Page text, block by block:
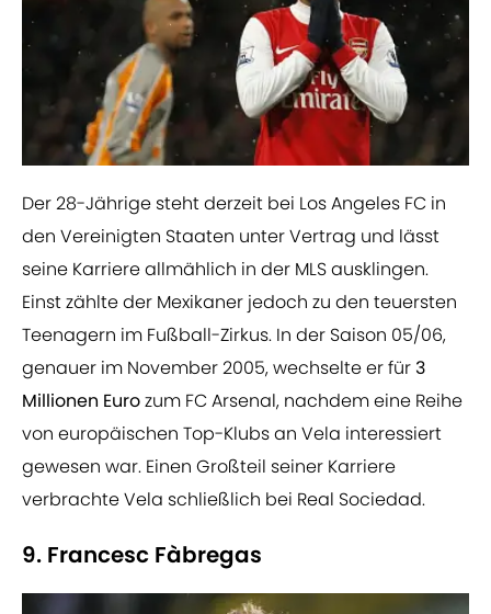
Der 28-Jährige steht derzeit bei Los Angeles FC in
den Vereinigten Staaten unter Vertrag und lässt
seine Karriere allmählich in der MLS ausklingen.
Einst zählte der Mexikaner jedoch zu den teuersten
Teenagern im Fußball-Zirkus. In der Saison 05/06,
genauer im November 2005, wechselte er für 3
Millionen Eurozum FC Arsenal, nachdem eine Reihe
von europäischen Top-Klubs an Vela interessiert
gewesen war. Einen Großteil seiner Karriere
verbrachte Vela schließlich bei Real Sociedad.
9. Francesc Fàbregas